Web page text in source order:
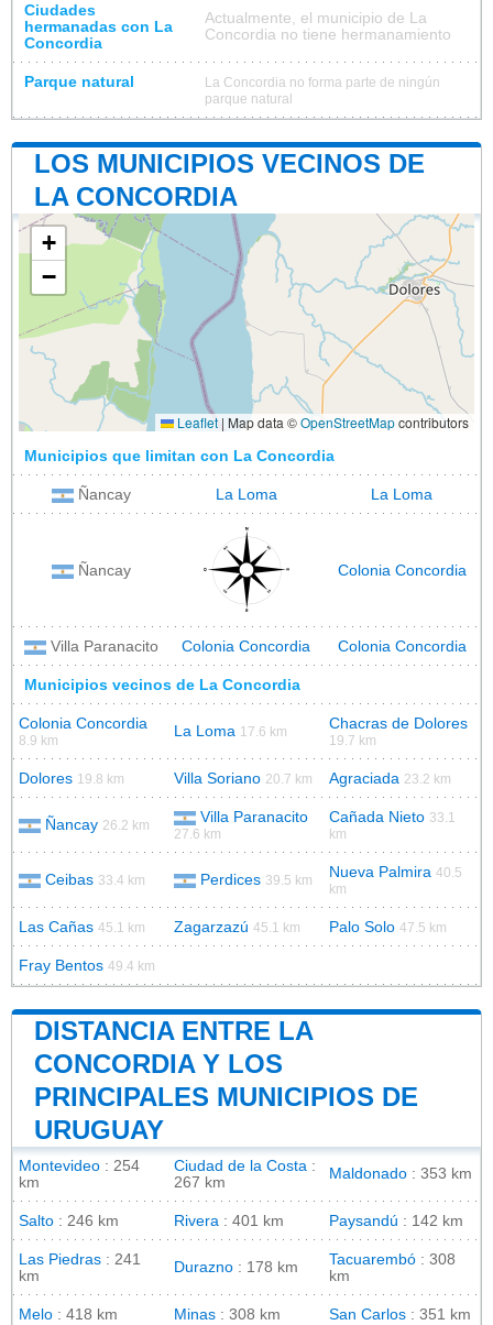
Ciudades
hermanadas con La
Concordia
Actualmente, el municipio de La
Concordia no tiene hermanamiento
Parque natural
La Concordia no forma parte de ningún
parque natural
LOS MUNICIPIOS VECINOS DE
LA CONCORDIA
+
−
Leaflet | Map data ©OpenStreetMapcontributors
Municipios que limitan con La Concordia
Ñancay La Loma La Loma
Ñancay Colonia Concordia
Villa Paranacito Colonia Concordia Colonia Concordia
Municipios vecinos de La Concordia
Colonia Concordia
8.9 km
La Loma 17.6 km Chacras de Dolores
19.7 km
Dolores 19.8 km Villa Soriano 20.7 km Agraciada 23.2 km
Ñancay 26.2 km Villa Paranacito
27.6 km
Cañada Nieto 33.1
km
Ceibas 33.4 km Perdices 39.5 km Nueva Palmira 40.5
km
Las Cañas 45.1 km Zagarzazú 45.1 km Palo Solo 47.5 km
Fray Bentos 49.4 km
DISTANCIA ENTRE LA
CONCORDIA Y LOS
PRINCIPALES MUNICIPIOS DE
URUGUAY
Montevideo : 254
km
Ciudad de la Costa :
267 km
Maldonado : 353 km
Salto : 246 km Rivera : 401 km Paysandú : 142 km
Las Piedras : 241
km
Durazno : 178 km Tacuarembó : 308
km
Melo : 418 km Minas : 308 km San Carlos : 351 km